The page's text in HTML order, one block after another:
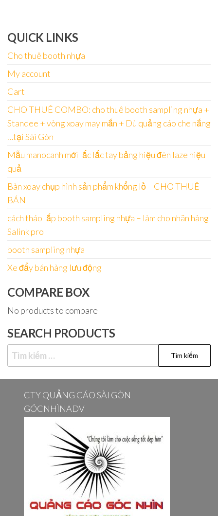
QUICK LINKS
Cho thuê booth nhựa
My account
Cart
CHO THUÊ COMBO: cho thuê booth sampling nhựa +
Standee + vòng xoay may mắn + Dù quảng cáo che nắng
…tại Sài Gòn
Mẫu manocanh mới lắc lắc tay bảng hiệu đèn laze hiệu
quả
Bàn xoay chụp hình sản phẩm khổng lồ – CHO THUÊ –
BÁN
cách tháo lắp booth sampling nhựa – làm cho nhãn hàng
Salink pro
booth sampling nhựa
Xe đẩy bán hàng lưu động
COMPARE BOX
No products to compare
SEARCH PRODUCTS
Tìm
kiếm
cho:
CTY QUẢNG CÁO SÀI GÒN
GÓCNHÌNADV